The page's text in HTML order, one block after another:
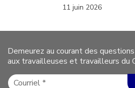
11 juin 2026
Demeurez au courant des
aux travailleuses et travailleurs du